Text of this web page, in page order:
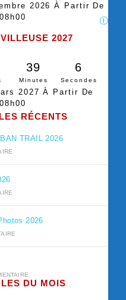
2026 À Partir De
08h00
2027
39
Minutes
4
Secondes
2027 À Partir De
08h00
RÉCENTS
TRAIL 2026
2026
DU MOIS